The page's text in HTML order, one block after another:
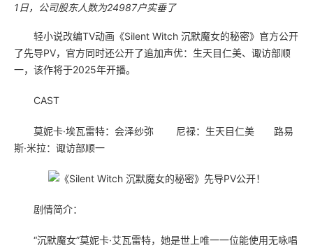
1日，公司股东人数为24987户实垂了
轻小说改编TV动画《Silent Witch 沉默魔女的秘密》官方公开
了先导PV，官方同时还公开了追加声优：生天目仁美、诹访部顺
一，该作将于2025年开播。
CAST
莫妮卡·埃瓦雷特：会泽纱弥 ​​​ 尼禄：生天目仁美 路易
斯·米拉：诹访部顺一
剧情简介：
“沉默魔女”莫妮卡·艾瓦雷特，她是世上唯一一位能使用无咏唱